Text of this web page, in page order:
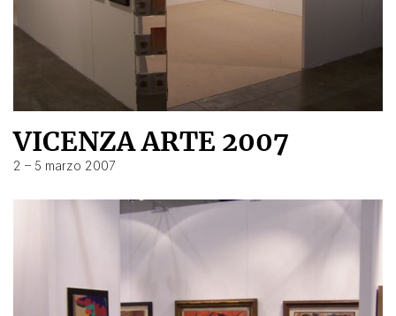
VICENZA ARTE 2007
2 – 5 marzo 2007